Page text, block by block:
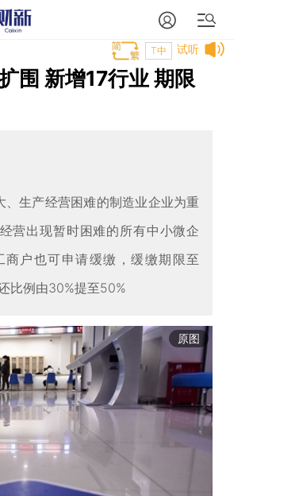
试听
T中
围 新增17行业 期限
生产经营困难的制造业企业为重
营出现暂时困难的所有中小微企
户也可申请缓缴，缓缴期限至
比例由30%提至50%
原图